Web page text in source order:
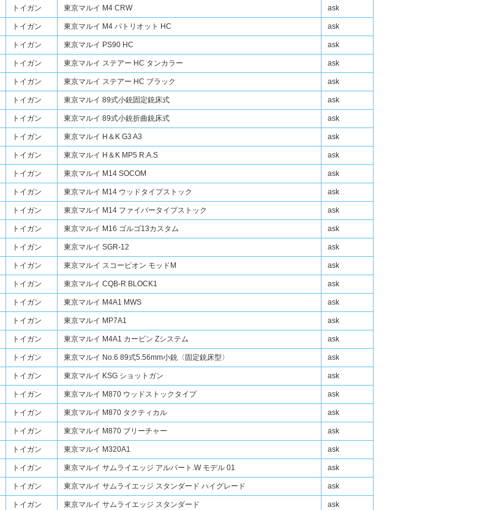
トイガン 東京マルイ M4 CRW ask
トイガン 東京マルイ M4 パトリオット HC ask
トイガン 東京マルイ PS90 HC ask
トイガン 東京マルイ ステアー HC タンカラー ask
トイガン 東京マルイ ステアー HC ブラック ask
トイガン 東京マルイ 89式小銃固定銃床式 ask
トイガン 東京マルイ 89式小銃折曲銃床式 ask
トイガン 東京マルイ H＆K G3 A3 ask
トイガン 東京マルイ H＆K MP5 R.A.S ask
トイガン 東京マルイ M14 SOCOM ask
トイガン 東京マルイ M14 ウッドタイプストック ask
トイガン 東京マルイ M14 ファイバータイプストック ask
トイガン 東京マルイ M16 ゴルゴ13カスタム ask
トイガン 東京マルイ SGR-12 ask
トイガン 東京マルイ スコーピオン モッドM ask
トイガン 東京マルイ CQB-R BLOCK1 ask
トイガン 東京マルイ M4A1 MWS ask
トイガン 東京マルイ MP7A1 ask
トイガン 東京マルイ M4A1 カービン Zシステム ask
トイガン 東京マルイ No.6 89式5.56mm小銃〈固定銃床型〉 ask
トイガン 東京マルイ KSG ショットガン ask
トイガン 東京マルイ M870 ウッドストックタイプ ask
トイガン 東京マルイ M870 タクティカル ask
トイガン 東京マルイ M870 ブリーチャー ask
トイガン 東京マルイ M320A1 ask
トイガン 東京マルイ サムライエッジ アルバート.W モデル 01 ask
トイガン 東京マルイ サムライエッジ スタンダード ハイグレード ask
トイガン 東京マルイ サムライエッジ スタンダード ask